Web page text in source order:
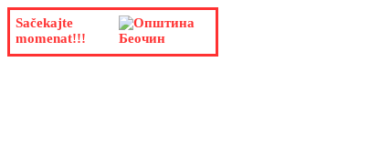
Sačekajte
momenat!!!